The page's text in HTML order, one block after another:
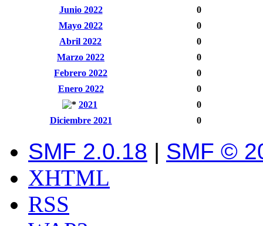
Junio 2022
0
Mayo 2022
0
Abril 2022
0
Marzo 2022
0
Febrero 2022
0
Enero 2022
0
2021
0
Diciembre 2021
0
SMF 2.0.18 | SMF ©
XHTML
RSS